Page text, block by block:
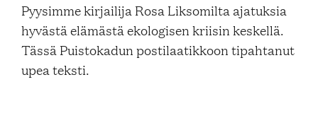
Vuokraa tila!
Pyysimme kirjailija Rosa Liksomilta ajatuksia
hyvästä elämästä ekologisen kriisin keskellä.
Tässä Puistokadun postilaatikkoon tipahtanut
upea teksti.